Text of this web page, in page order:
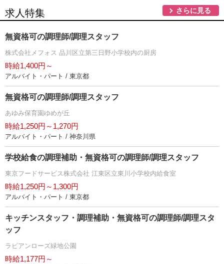
求人特集 さらに見る
無資格可の調理師/調理スタッフ
株式会社メフォス 品川区立第三日野小学校内の厨房
時給1,400円～
アルバイト・パート / 東京都
無資格可の調理師/調理スタッフ
あゆみ保育園ゆめが丘
時給1,250円～1,270円
アルバイト・パート / 神奈川県
学校給食の調理補助・無資格可の調理師/調理スタッフ
東京フードサービス株式会社 江東区立東川小学校内給食室
時給1,250円～1,300円
アルバイト・パート / 東京都
キッチンスタッフ・調理補助・無資格可の調理師/調理スタ
ッフ
ラビアンローズ緑地公園
時給1,177円～